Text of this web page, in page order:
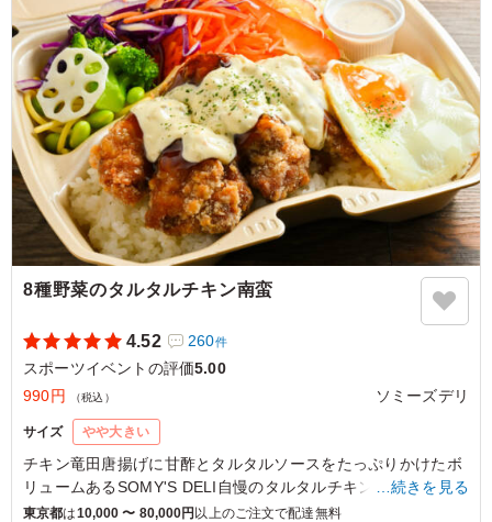
び/玄米ひじき/玄米しょうが/天むす
※お届け時のおむすびはひとつずつフィルムに巻かれて おりま
す。完全個包装ではございません。
※夏場は玉子焼きに代えて、桜葛餅をご提供いたします。
5.0 弁理士法人太陽国際特許事務所
10個ほど頼みました。全部おにぎりの種類を違うもので発
注したく、備考欄に細かくオーダーを書きましたが、ちゃ
んとオーダー通りにおにぎりBOX弁当を作ってくださり、
なんの具材が入っているか分かるように、BOXの外側に具
材を書いたシールを貼ってくださっていたので助かりまし
た。ボリュームもあって、おにぎり好きにはたまらない。
ご利用シーン： スポーツ›スポーツイベント
東京都新宿区新宿
8種野菜のタルタルチキン南蛮
4.52 260件
スポーツイベントの評価5.00
990円
（税込） ソミーズデリ
サイズ やや大きい
チキン竜田唐揚げに甘酢とタルタルソースをたっぷりかけたボ
リュームあるSOMY'S DELI自慢のタルタルチキン南蛮弁当で
す。
…続きを見る
東京都は10,000 〜 80,000円以上のご注文で配達無料